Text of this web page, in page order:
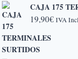
CAJA 175
19,90€ IVA